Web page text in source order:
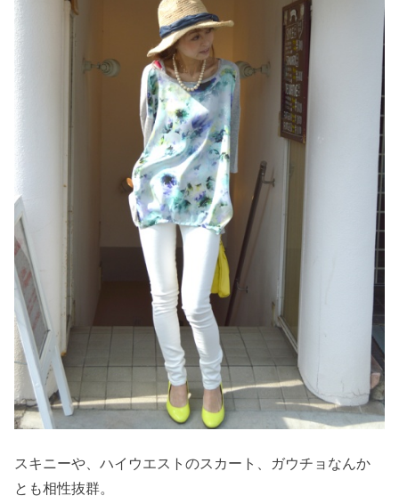
スキニーや、ハイウエストのスカート、ガウチョなんか
とも相性抜群。